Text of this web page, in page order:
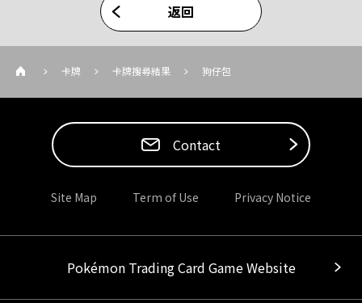
返回
卡牌 卡牌搜尋結果 狗仔包
Contact
Site Map Term of Use Privacy Notice
Pokémon Trading Card Game Website